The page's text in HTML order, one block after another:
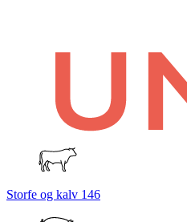
Storfe og kalv 146